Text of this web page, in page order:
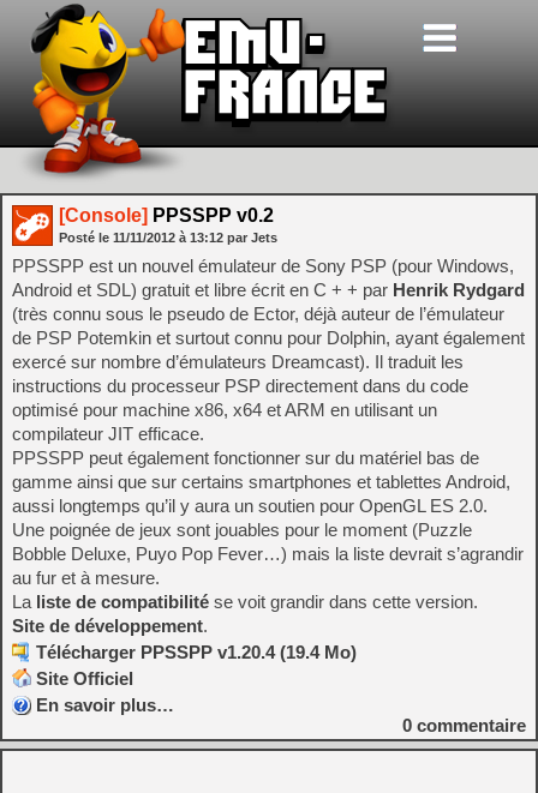
[Console] PPSSPP v0.2
Posté le 11/11/2012 à 13:12 par Jets
PPSSPP est un nouvel émulateur de Sony PSP (pour Windows,
Android et SDL) gratuit et libre écrit en C + + par Henrik Rydgard
(très connu sous le pseudo de Ector, déjà auteur de l’émulateur
de PSP Potemkin et surtout connu pour Dolphin, ayant également
exercé sur nombre d’émulateurs Dreamcast). Il traduit les
instructions du processeur PSP directement dans du code
optimisé pour machine x86, x64 et ARM en utilisant un
compilateur JIT efficace.
PPSSPP peut également fonctionner sur du matériel bas de
gamme ainsi que sur certains smartphones et tablettes Android,
aussi longtemps qu’il y aura un soutien pour OpenGL ES 2.0.
Une poignée de jeux sont jouables pour le moment (Puzzle
Bobble Deluxe, Puyo Pop Fever…) mais la liste devrait s’agrandir
au fur et à mesure.
La liste de compatibilité se voit grandir dans cette version.
Site de développement.
Télécharger PPSSPP v1.20.4 (19.4 Mo)
Site Officiel
En savoir plus…
0 commentaire